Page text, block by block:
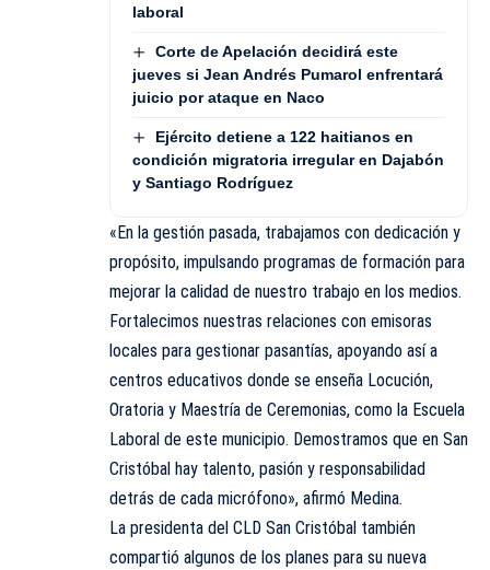
laboral
Corte de Apelación decidirá este
jueves si Jean Andrés Pumarol enfrentará
juicio por ataque en Naco
Ejército detiene a 122 haitianos en
condición migratoria irregular en Dajabón
y Santiago Rodríguez
«En la gestión pasada, trabajamos con dedicación y
propósito, impulsando programas de formación para
mejorar la calidad de nuestro trabajo en los medios.
Fortalecimos nuestras relaciones con emisoras
locales para gestionar pasantías, apoyando así a
centros educativos donde se enseña Locución,
Oratoria y Maestría de Ceremonias, como la Escuela
Laboral de este municipio. Demostramos que en San
Cristóbal hay talento, pasión y responsabilidad
detrás de cada micrófono», afirmó Medina.
La presidenta del CLD San Cristóbal también
compartió algunos de los planes para su nueva